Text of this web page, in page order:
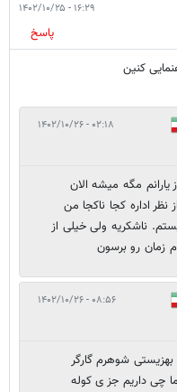
۱۶:۲۹ - ۱۴۰۲/۱۰/۲۵
پاسخ
کنین
۰۲:۱۸ - ۱۴۰۲/۱۰/۲۶
مگه میشه الان
اداره کجا ناکجا من
ناشکریه ولی خیلی از
زمان رو برسون
۰۸:۵۶ - ۱۴۰۲/۱۰/۲۶
شوهرم گارگر
چی داریم جز ی کوله